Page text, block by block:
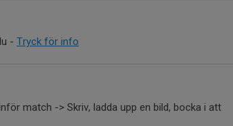
- Tryck för info
match -> Skriv, ladda upp en bild, bocka i att